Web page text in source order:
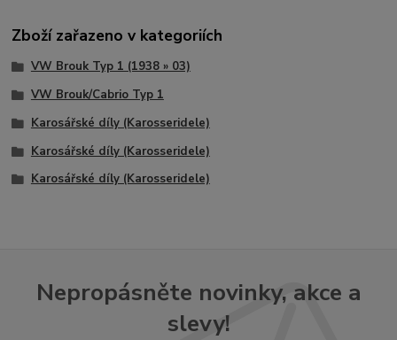
Zboží zařazeno v kategoriích
VW Brouk Typ 1 (1938 » 03)
VW Brouk/Cabrio Typ 1
Karosářské díly (Karosseridele)
Karosářské díly (Karosseridele)
Karosářské díly (Karosseridele)
Nepropásněte novinky, akce a
slevy!